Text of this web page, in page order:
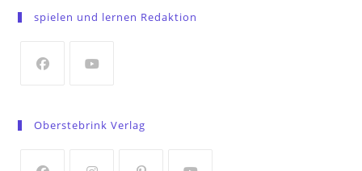
a
tab
spielen und lernen Redaktion
a
Oberstebrink Verlag